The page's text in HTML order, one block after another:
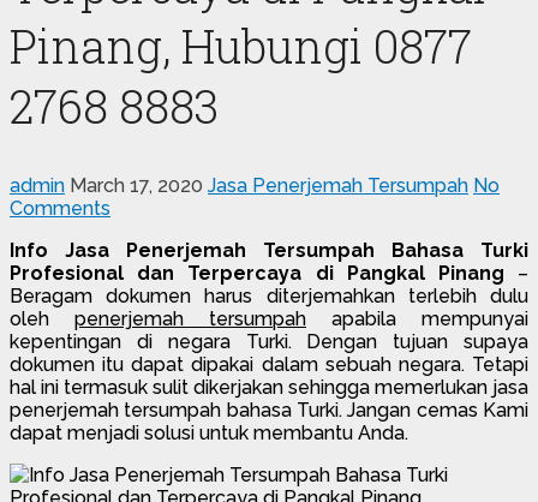
Pinang, Hubungi 0877
2768 8883
admin March 17, 2020 Jasa Penerjemah Tersumpah No
Comments
Info Jasa Penerjemah Tersumpah Bahasa Turki
Profesional dan Terpercaya di Pangkal Pinang –
Beragam dokumen harus diterjemahkan terlebih dulu
oleh penerjemah tersumpah apabila mempunyai
kepentingan di negara Turki. Dengan tujuan supaya
dokumen itu dapat dipakai dalam sebuah negara. Tetapi
hal ini termasuk sulit dikerjakan sehingga memerlukan jasa
penerjemah tersumpah bahasa Turki. Jangan cemas Kami
dapat menjadi solusi untuk membantu Anda.